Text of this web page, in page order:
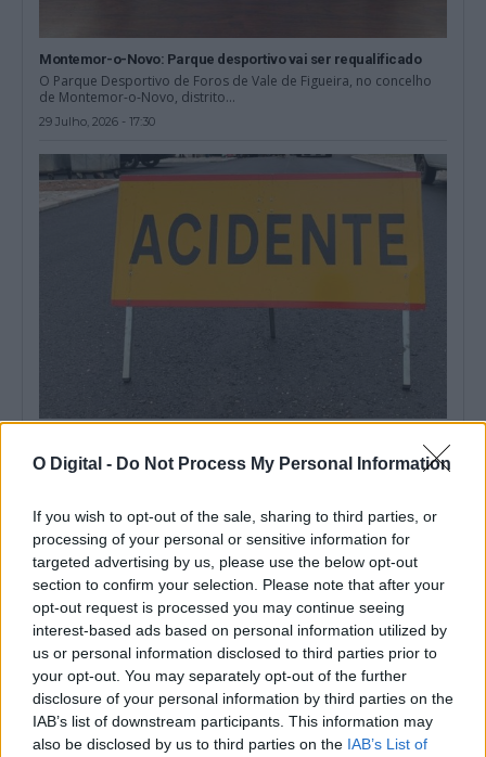
O Digital - Do Not Process My Personal Information
If you wish to opt-out of the sale, sharing to third parties, or
processing of your personal or sensitive information for
targeted advertising by us, please use the below opt-out
section to confirm your selection. Please note that after your
opt-out request is processed you may continue seeing
interest-based ads based on personal information utilized by
us or personal information disclosed to third parties prior to
your opt-out. You may separately opt-out of the further
disclosure of your personal information by third parties on the
IAB’s list of downstream participants. This information may
also be disclosed by us to third parties on the IAB’s List of
Montemor-o-Novo: Parque desportivo vai ser requalificado
O Parque Desportivo de Foros de Vale de Figueira, no concelho
de Montemor-o-Novo, distrito...
29 Julho, 2026 - 17:30
morto e dois feridos, um deles grave
Uma colisão entre um pesado de mercadorias, uma carrinha e
17 Julho, 2026 - 14:28